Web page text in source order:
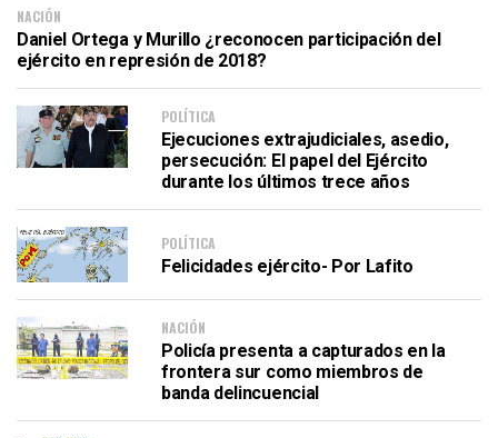
NACIÓN
Daniel Ortega y Murillo ¿reconocen participación del
ejército en represión de 2018?
POLÍTICA
Ejecuciones extrajudiciales, asedio,
persecución: El papel del Ejército
durante los últimos trece años
POLÍTICA
Felicidades ejército- Por Lafito
NACIÓN
Policía presenta a capturados en la
frontera sur como miembros de
banda delincuencial